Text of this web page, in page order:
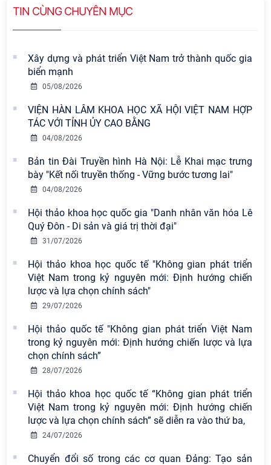
TIN CÙNG CHUYÊN MỤC
Xây dựng và phát triển Việt Nam trở thành quốc gia
biển mạnh
05/08/2026
VIỆN HÀN LÂM KHOA HỌC XÃ HỘI VIỆT NAM HỢP
TÁC VỚI TỈNH ỦY CAO BẰNG
04/08/2026
Bản tin Đài Truyền hình Hà Nội: Lễ Khai mạc trưng
bày "Kết nối truyền thống - Vững bước tương lai"
04/08/2026
Hội thảo khoa học quốc gia "Danh nhân văn hóa Lê
Quý Đôn - Di sản và giá trị thời đại"
31/07/2026
Hội thảo khoa học quốc tế "Không gian phát triển
Việt Nam trong kỷ nguyên mới: Định hướng chiến
lược và lựa chọn chính sách"
29/07/2026
Hội thảo quốc tế "Không gian phát triển Việt Nam
trong kỷ nguyên mới: Định hướng chiến lược và lựa
chọn chính sách”
28/07/2026
Hội thảo khoa học quốc tế “Không gian phát triển
Việt Nam trong kỷ nguyên mới: Định hướng chiến
lược và lựa chọn chính sách” sẽ diễn ra vào thứ ba,
24/07/2026
Chuyển đổi số trong các cơ quan Đảng: Tạo sản